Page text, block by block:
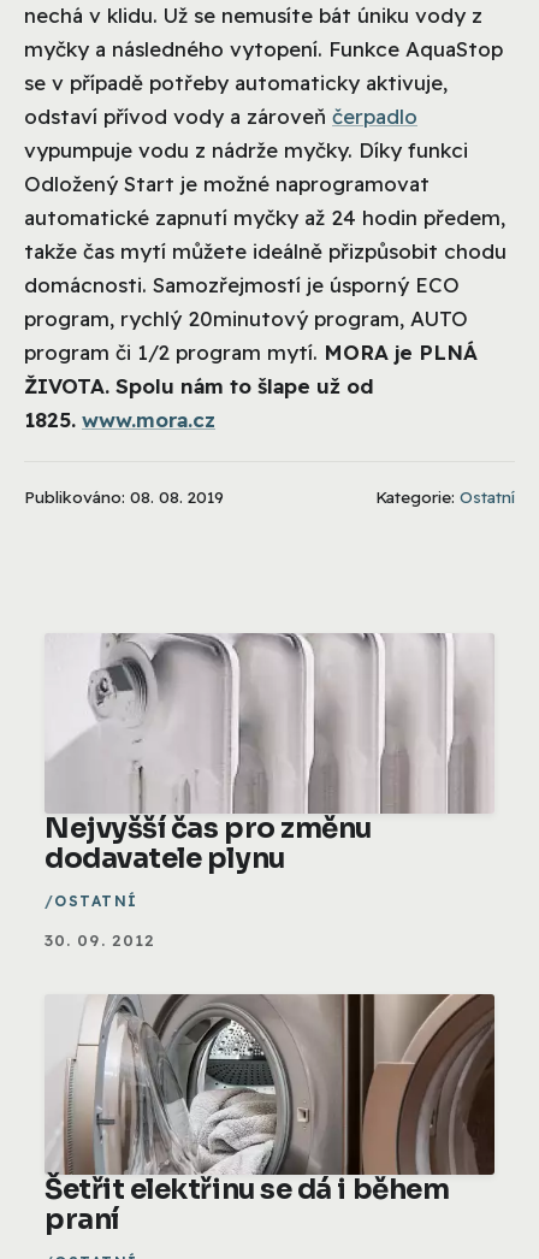
nechá v klidu. Už se nemusíte bát úniku vody z
myčky a následného vytopení. Funkce AquaStop
se v případě potřeby automaticky aktivuje,
odstaví přívod vody a zároveň čerpadlo
vypumpuje vodu z nádrže myčky. Díky funkci
Odložený Start je možné naprogramovat
automatické zapnutí myčky až 24 hodin předem,
takže čas mytí můžete ideálně přizpůsobit chodu
domácnosti. Samozřejmostí je úsporný ECO
program, rychlý 20minutový program, AUTO
program či 1/2 program mytí. MORA je PLNÁ
ŽIVOTA. Spolu nám to šlape už od
1825. www.mora.cz
Publikováno: 08. 08. 2019 Kategorie: Ostatní
Nejvyšší čas pro změnu
dodavatele plynu
OSTATNÍ
30. 09. 2012
Šetřit elektřinu se dá i během
praní